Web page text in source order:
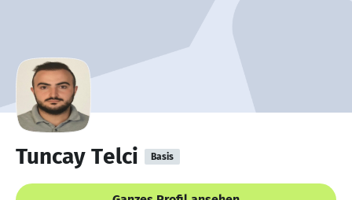
Tuncay Telci Basis